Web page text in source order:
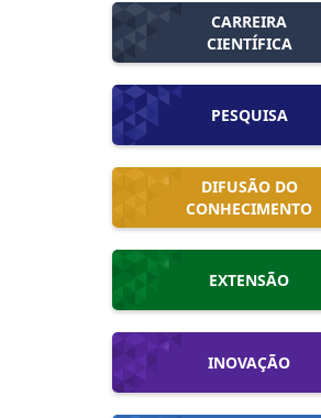
CARREIRA
CIENTÍFICA
PESQUISA
DIFUSÃO DO
CONHECIMENTO
EXTENSÃO
INOVAÇÃO